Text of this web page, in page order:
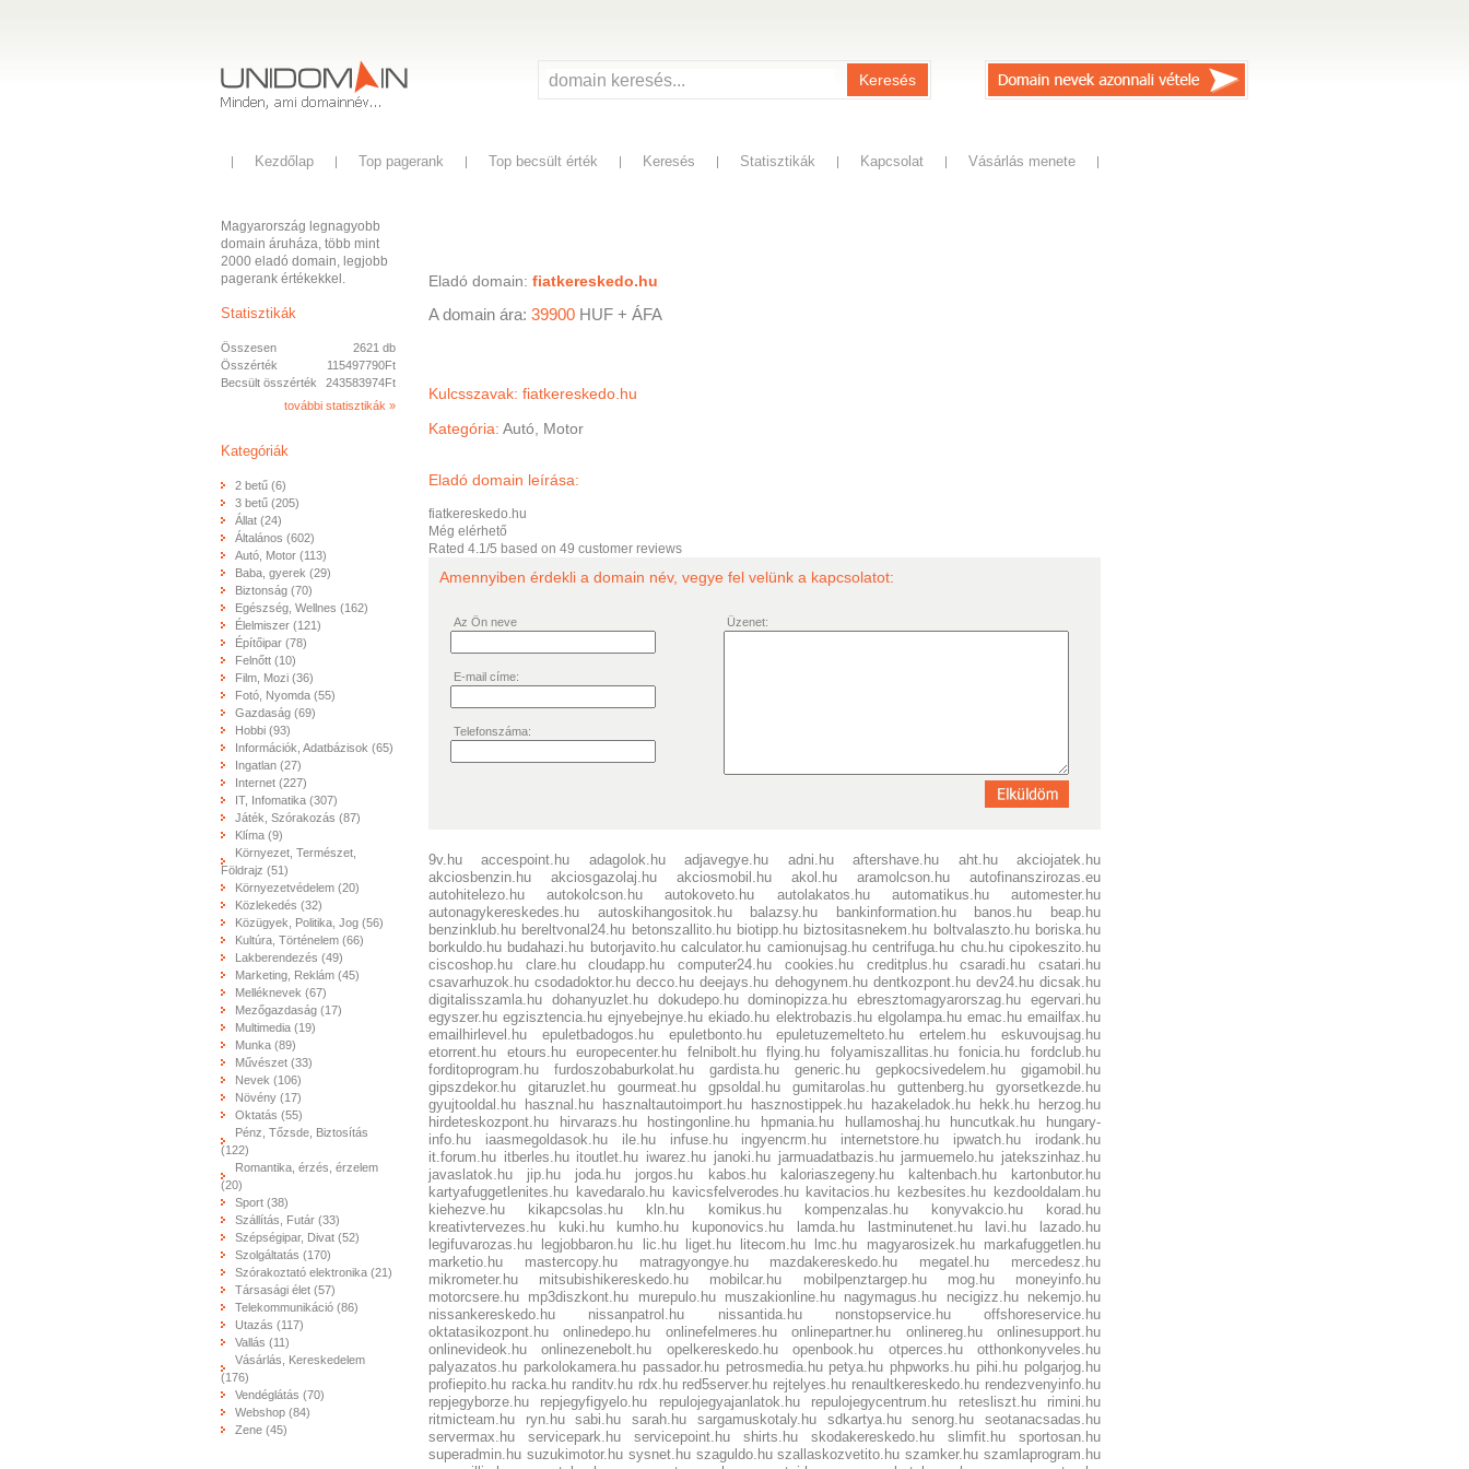
Keresés
Kezdőlap Top pagerank Top becsült érték Keresés Statisztikák Kapcsolat Vásárlás menete
Magyarország legnagyobb
domain áruháza, több mint
2000 eladó domain, legjobb
pagerank értékekkel.
Statisztikák
Összesen
2621 db
Összérték
115497790Ft
Becsült összérték
243583974Ft
további statisztikák »
Kategóriák
2 betű (6)
3 betű (205)
Állat (24)
Általános (602)
Autó, Motor (113)
Baba, gyerek (29)
Biztonság (70)
Egészség, Wellnes (162)
Élelmiszer (121)
Építőipar (78)
Felnőtt (10)
Film, Mozi (36)
Fotó, Nyomda (55)
Gazdaság (69)
Hobbi (93)
Információk, Adatbázisok (65)
Ingatlan (27)
Internet (227)
IT, Infomatika (307)
Játék, Szórakozás (87)
Klíma (9)
Környezet, Természet,
Földrajz (51)
Környezetvédelem (20)
Közlekedés (32)
Közügyek, Politika, Jog (56)
Kultúra, Történelem (66)
Lakberendezés (49)
Marketing, Reklám (45)
Melléknevek (67)
Mezőgazdaság (17)
Multimedia (19)
Munka (89)
Művészet (33)
Nevek (106)
Növény (17)
Oktatás (55)
Pénz, Tőzsde, Biztosítás
(122)
Romantika, érzés, érzelem
(20)
Sport (38)
Szállítás, Futár (33)
Szépségipar, Divat (52)
Szolgáltatás (170)
Szórakoztató elektronika (21)
Társasági élet (57)
Telekommunikáció (86)
Utazás (117)
Vallás (11)
Vásárlás, Kereskedelem
(176)
Vendéglátás (70)
Webshop (84)
Zene (45)
Eladó domain: fiatkereskedo.hu
A domain ára: 39900 HUF + ÁFA
Kulcsszavak: fiatkereskedo.hu
Kategória: Autó, Motor
Eladó domain leírása:
fiatkereskedo.hu
Még elérhető
Rated 4.1/5 based on 49 customer reviews
Amennyiben érdekli a domain név, vegye fel velünk a kapcsolatot:
Az Ön neve
E-mail címe:
Telefonszáma:
Üzenet:
9v.hu accespoint.hu adagolok.hu adjavegye.hu adni.hu aftershave.hu aht.hu
akciojatek.hu
akciosbenzin.hu
akciosgazolaj.hu akciosmobil.hu akol.hu aramolcson.hu
autofinanszirozas.eu
autohitelezo.hu
autokolcson.hu autokoveto.hu autolakatos.hu automatikus.hu
automester.hu
autonagykereskedes.hu
autoskihangositok.hu balazsy.hu bankinformation.hu banos.hu
beap.hu
benzinklub.hu bereltvonal24.hu betonszallito.hu biotipp.hu biztositasnekem.hu boltvalaszto.hu boriska.hu
borkuldo.hu budahazi.hu butorjavito.hu calculator.hu camionujsag.hu centrifuga.hu chu.hu cipokeszito.hu
ciscoshop.hu
clare.hu cloudapp.hu computer24.hu cookies.hu creditplus.hu csaradi.hu
csatari.hu
csavarhuzok.hu csodadoktor.hu decco.hu deejays.hu dehogynem.hu dentkozpont.hu dev24.hu dicsak.hu
digitalisszamla.hu dohanyuzlet.hu dokudepo.hu dominopizza.hu ebresztomagyarorszag.hu
egervari.hu
egyszer.hu egzisztencia.hu ejnyebejnye.hu ekiado.hu elektrobazis.hu elgolampa.hu emac.hu emailfax.hu
emailhirlevel.hu
epuletbadogos.hu epuletbonto.hu epuletuzemelteto.hu ertelem.hu
eskuvoujsag.hu
etorrent.hu
etours.hu europecenter.hu felnibolt.hu flying.hu folyamiszallitas.hu fonicia.hu
fordclub.hu
forditoprogram.hu
furdoszobaburkolat.hu gardista.hu generic.hu gepkocsivedelem.hu
gigamobil.hu
gipszdekor.hu
gitaruzlet.hu gourmeat.hu gpsoldal.hu gumitarolas.hu guttenberg.hu
gyorsetkezde.hu
gyujtooldal.hu
hasznal.hu hasznaltautoimport.hu hasznostippek.hu hazakeladok.hu hekk.hu
herzog.hu
hirdeteskozpont.hu
hirvarazs.hu hostingonline.hu hpmania.hu hullamoshaj.hu huncutkak.hu
hungary-
info.hu
iaasmegoldasok.hu ile.hu infuse.hu ingyencrm.hu internetstore.hu ipwatch.hu
irodank.hu
it.forum.hu itberles.hu itoutlet.hu iwarez.hu janoki.hu jarmuadatbazis.hu jarmuemelo.hu jatekszinhaz.hu
javaslatok.hu
jip.hu joda.hu jorgos.hu kabos.hu kaloriaszegeny.hu kaltenbach.hu
kartonbutor.hu
kartyafuggetlenites.hu kavedaralo.hu kavicsfelverodes.hu kavitacios.hu kezbesites.hu kezdooldalam.hu
kiehezve.hu
kikapcsolas.hu kln.hu komikus.hu kompenzalas.hu konyvakcio.hu
korad.hu
kreativtervezes.hu
kuki.hu kumho.hu kuponovics.hu lamda.hu lastminutenet.hu lavi.hu
lazado.hu
legifuvarozas.hu
legjobbaron.hu lic.hu liget.hu litecom.hu lmc.hu magyarosizek.hu
markafuggetlen.hu
marketio.hu
mastercopy.hu matragyongye.hu mazdakereskedo.hu megatel.hu
mercedesz.hu
mikrometer.hu
mitsubishikereskedo.hu mobilcar.hu mobilpenztargep.hu mog.hu
moneyinfo.hu
motorcsere.hu mp3diszkont.hu murepulo.hu muszakionline.hu nagymagus.hu necigizz.hu
nekemjo.hu
nissankereskedo.hu
nissanpatrol.hu nissantida.hu nonstopservice.hu
offshoreservice.hu
oktatasikozpont.hu
onlinedepo.hu onlinefelmeres.hu onlinepartner.hu onlinereg.hu
onlinesupport.hu
onlinevideok.hu
onlinezenebolt.hu opelkereskedo.hu openbook.hu otperces.hu
otthonkonyveles.hu
palyazatos.hu parkolokamera.hu passador.hu petrosmedia.hu petya.hu phpworks.hu pihi.hu polgarjog.hu
profiepito.hu racka.hu randitv.hu rdx.hu red5server.hu rejtelyes.hu renaultkereskedo.hu rendezvenyinfo.hu
repjegyborze.hu
repjegyfigyelo.hu repulojegyajanlatok.hu repulojegycentrum.hu retesliszt.hu
rimini.hu
ritmicteam.hu
ryn.hu sabi.hu sarah.hu sargamuskotaly.hu sdkartya.hu senorg.hu
seotanacsadas.hu
servermax.hu
servicepark.hu servicepoint.hu shirts.hu skodakereskedo.hu slimfit.hu
sportosan.hu
superadmin.hu suzukimotor.hu sysnet.hu szaguldo.hu szallaskozvetito.hu szamker.hu szamlaprogram.hu